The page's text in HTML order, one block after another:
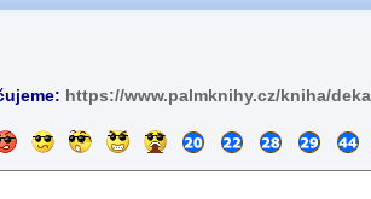
https://www.palmknihy.cz/kniha/